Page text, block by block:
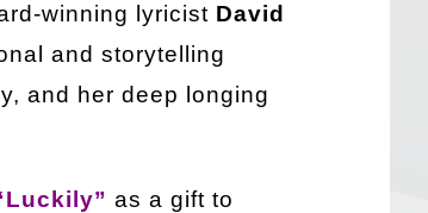
winning lyricist David
and storytelling
and her deep longing
as a gift to